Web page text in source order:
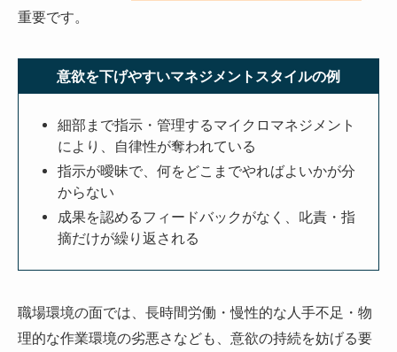
重要です。
意欲を下げやすいマネジメントスタイルの例
細部まで指示・管理するマイクロマネジメント
により、自律性が奪われている
指示が曖昧で、何をどこまでやればよいかが分
からない
成果を認めるフィードバックがなく、叱責・指
摘だけが繰り返される
職場環境の面では、長時間労働・慢性的な人手不足・物
理的な作業環境の劣悪さなども、意欲の持続を妨げる要